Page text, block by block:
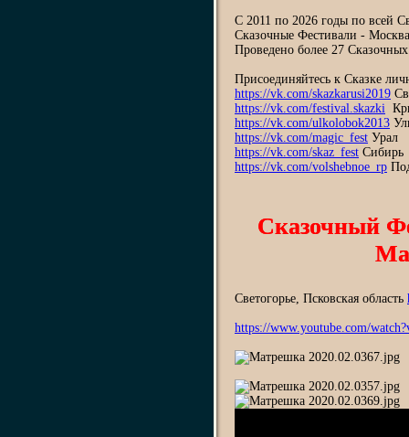
С 2011 по 2026 годы по всей
Сказочные Фестивали -
Проведено более 27
Присоединяйтесь к Сказке
https://vk.com/skazkarusi2019
https://vk.com/festival.skazki
https://vk.com/ulkolobok2013
https://vk.com/magic_fest Урал
https://vk.com/skaz_fest Сибирь
https://vk.com/volshebnoe_rp
Сказочный
Светогорье, Псковская область
https://www.youtube.com/